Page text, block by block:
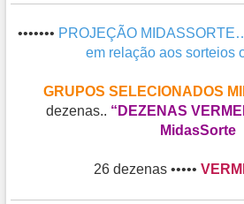
••••••• PROJEÇÃO
em relação aos sorteios
GRUPOS SELECIONADOS
dezenas.. “DEZENAS
MidasSorte
26 dezenas •••••